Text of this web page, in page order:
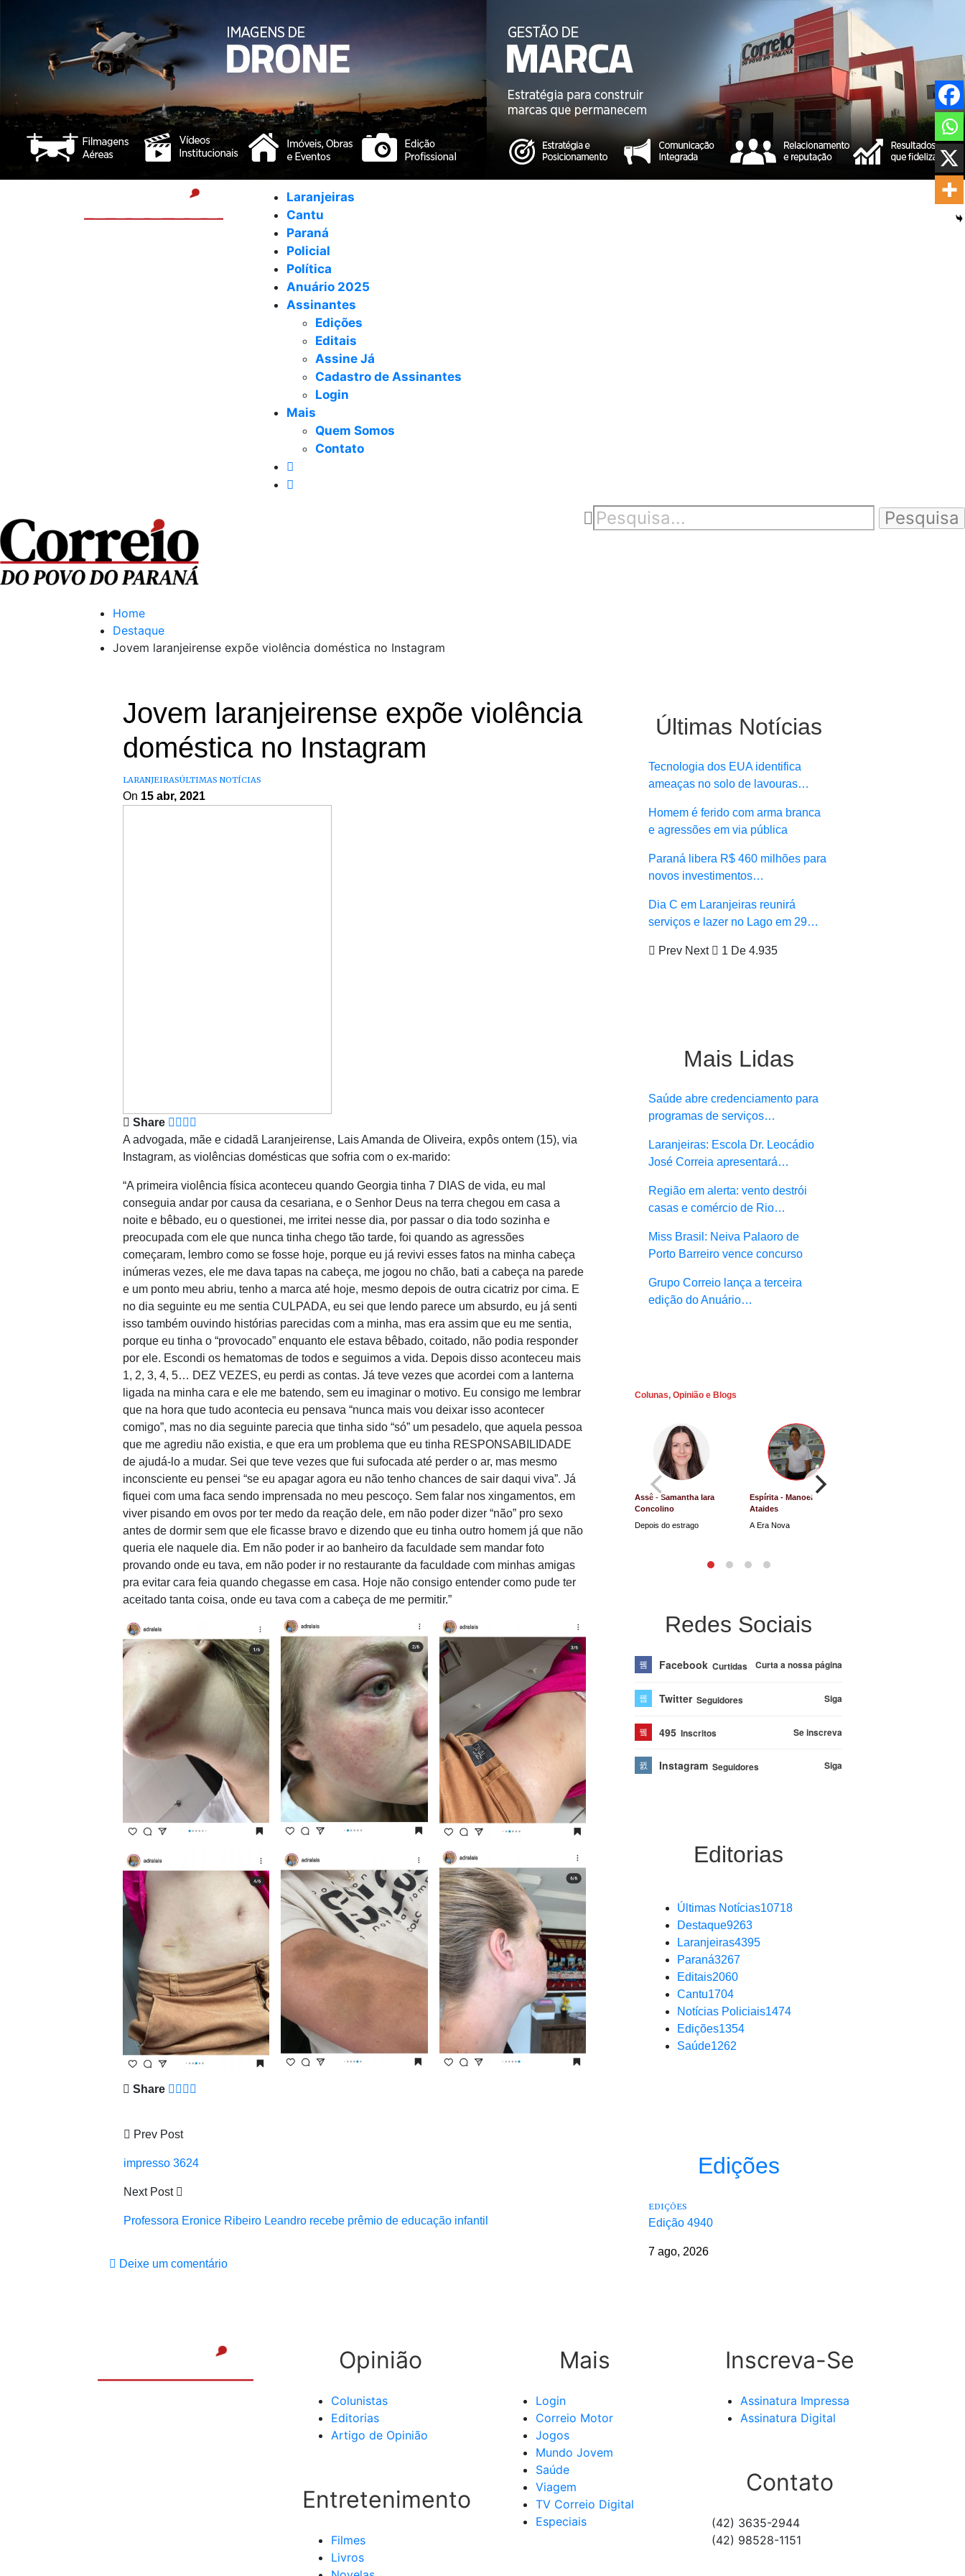
Laranjeiras
Cantu
Paraná
Policial
Política
Anuário 2025
Assinantes
Edições
Editais
Assine Já
Cadastro de Assinantes
Login
Mais
Quem Somos
Contato
Home
Destaque
Jovem laranjeirense expõe violência doméstica no Instagram
Jovem laranjeirense expõe violência
doméstica no Instagram
LARANJEIRASÚLTIMAS NOTÍCIAS
On 15 abr, 2021
Share
A advogada, mãe e cidadã Laranjeirense, Lais Amanda de Oliveira, expôs ontem (15), via
Instagram, as violências domésticas que sofria com o ex-marido:
“A primeira violência física aconteceu quando Georgia tinha 7 DIAS de vida, eu mal
conseguia andar por causa da cesariana, e o Senhor Deus na terra chegou em casa a
noite e bêbado, eu o questionei, me irritei nesse dia, por passar o dia todo sozinha e
preocupada com ele que nunca tinha chego tão tarde, foi quando as agressões
começaram, lembro como se fosse hoje, porque eu já revivi esses fatos na minha cabeça
inúmeras vezes, ele me dava tapas na cabeça, me jogou no chão, bati a cabeça na parede
e um ponto meu abriu, tenho a marca até hoje, mesmo depois de outra cicatriz por cima. E
no dia seguinte eu me sentia CULPADA, eu sei que lendo parece um absurdo, eu já senti
isso também ouvindo histórias parecidas com a minha, mas era assim que eu me sentia,
porque eu tinha o “provocado” enquanto ele estava bêbado, coitado, não podia responder
por ele. Escondi os hematomas de todos e seguimos a vida. Depois disso aconteceu mais
1, 2, 3, 4, 5… DEZ VEZES, eu perdi as contas. Já teve vezes que acordei com a lanterna
ligada na minha cara e ele me batendo, sem eu imaginar o motivo. Eu consigo me lembrar
que na hora que tudo acontecia eu pensava “nunca mais vou deixar isso acontecer
comigo”, mas no dia seguinte parecia que tinha sido “só” um pesadelo, que aquela pessoa
que me agrediu não existia, e que era um problema que eu tinha RESPONSABILIDADE
de ajudá-lo a mudar. Sei que teve vezes que fui sufocada até perder o ar, mas mesmo
inconsciente eu pensei “se eu apagar agora eu não tenho chances de sair daqui viva”. Já
fiquei com uma faca sendo imprensada no meu pescoço. Sem falar nos xingamentos, em
viver pisando em ovos por ter medo da reação dele, em não poder dizer “não” pro sexo
antes de dormir sem que ele ficasse bravo e dizendo que eu tinha outro homem já que não
queria ele naquele dia. Em não poder ir ao banheiro da faculdade sem mandar foto
provando onde eu tava, em não poder ir no restaurante da faculdade com minhas amigas
pra evitar cara feia quando chegasse em casa. Hoje não consigo entender como pude ter
aceitado tanta coisa, onde eu tava com a cabeça de me permitir.”
Share
Prev Post
impresso 3624
Next Post
Professora Eronice Ribeiro Leandro recebe prêmio de educação infantil
Deixe um comentário
Últimas Notícias
Tecnologia dos EUA identifica
ameaças no solo de lavouras…
Homem é ferido com arma branca
e agressões em via pública
Paraná libera R$ 460 milhões para
novos investimentos…
Dia C em Laranjeiras reunirá
serviços e lazer no Lago em 29…
Prev Next 1 De 4.935
Mais Lidas
Saúde abre credenciamento para
programas de serviços…
Laranjeiras: Escola Dr. Leocádio
José Correia apresentará…
Região em alerta: vento destrói
casas e comércio de Rio…
Miss Brasil: Neiva Palaoro de
Porto Barreiro vence concurso
Grupo Correio lança a terceira
edição do Anuário…
Colunas, Opinião e Blogs
Assê - Samantha Iara
Concolino
Depois do estrago
Espírita - Manoel
Ataides
A Era Nova
Redes Sociais
Facebook Curtidas Curta a nossa página
Twitter Seguidores Siga
495 Inscritos Se inscreva
Instagram Seguidores Siga
Editorias
Últimas Notícias10718
Destaque9263
Laranjeiras4395
Paraná3267
Editais2060
Cantu1704
Notícias Policiais1474
Edições1354
Saúde1262
Edições
EDIÇÕES
Edição 4940
7 ago, 2026
Opinião
Colunistas
Editorias
Artigo de Opinião
Entretenimento
Filmes
Livros
Mais
Login
Correio Motor
Jogos
Mundo Jovem
Saúde
Viagem
TV Correio Digital
Especiais
Inscreva-Se
Assinatura Impressa
Assinatura Digital
Contato
(42) 3635-2944
(42) 98528-1151